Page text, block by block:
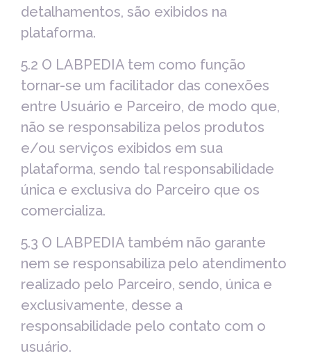
detalhamentos, são exibidos na
plataforma.
5.2 O LABPEDIA tem como função
tornar-se um facilitador das conexões
entre Usuário e Parceiro, de modo que,
não se responsabiliza pelos produtos
e/ou serviços exibidos em sua
plataforma, sendo tal responsabilidade
única e exclusiva do Parceiro que os
comercializa.
5.3 O LABPEDIA também não garante
nem se responsabiliza pelo atendimento
realizado pelo Parceiro, sendo, única e
exclusivamente, desse a
responsabilidade pelo contato com o
usuário.